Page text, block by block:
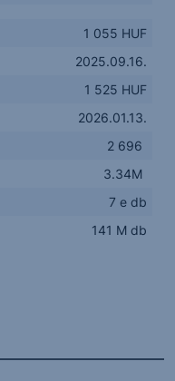
1 055 HUF
2025.09.16.
1 525 HUF
2026.01.13.
2 696
3.34M
7 e db
141 M db